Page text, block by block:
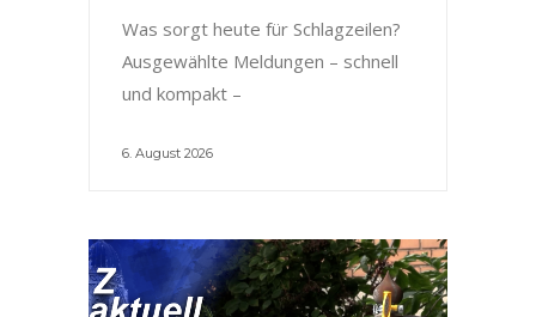
Was sorgt heute für Schlagzeilen?
Ausgewählte Meldungen – schnell
und kompakt –
6. August 2026